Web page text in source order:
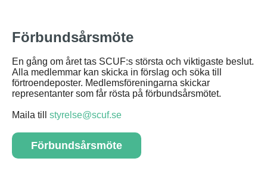
Förbundsårsmöte
En gång om året tas SCUF:s största och viktigaste beslut.
Alla medlemmar kan skicka in förslag och söka till
förtroendeposter. Medlemsföreningarna skickar
representanter som får rösta på förbundsårsmötet.
Maila till styrelse@scuf.se
Förbundsårsmöte